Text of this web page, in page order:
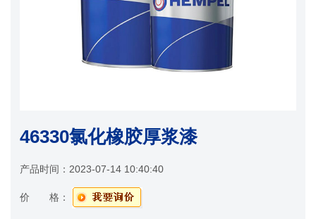
46330氯化橡胶厚浆漆
产品时间： 2023-07-14 10:40:40
价 格：